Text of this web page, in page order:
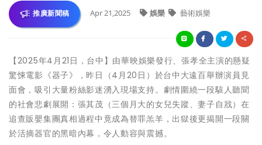
推廣新聞稿 Apr 21,2025 娛樂 藝術娛樂
【2025年4月21日，台中】由華映娛樂發行、張孝全主演的懸疑
驚悚電影《器子》，昨日（4月20日）於台中大遠百舉辦演員見
面會，吸引大量粉絲影迷湧入現場支持。劇情圍繞一段駭人聽聞
的社會悲劇展開：張其茂（三個月大的女兒失蹤、妻子自戕）在
追查販嬰集團真相過程中竟成為替罪羔羊，出獄後更揭開一段關
於活摘器官的黑暗內幕，令人動容與震撼。